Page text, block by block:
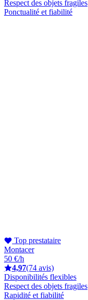
Respect des objets fragiles
Ponctualité et fiabilité
Top prestataire
Montacer
50 €/h
4,97(74 avis)
Disponibilités flexibles
Respect des objets fragiles
Rapidité et fiabilité